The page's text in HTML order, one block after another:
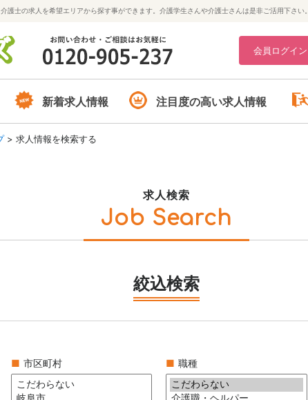
護士の求人を希望エリアから探す事ができます。介護学生さんや介護士さんは是非ご活用下さい。
会員ログイン
新着求人情報 注目度の高い求人情報
> 求人情報を検索する
求人検索
Job Search
絞込検索
■ 市区町村 ■ 職種